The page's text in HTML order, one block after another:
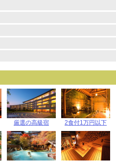
厳選の高級宿 2食付1万円以下